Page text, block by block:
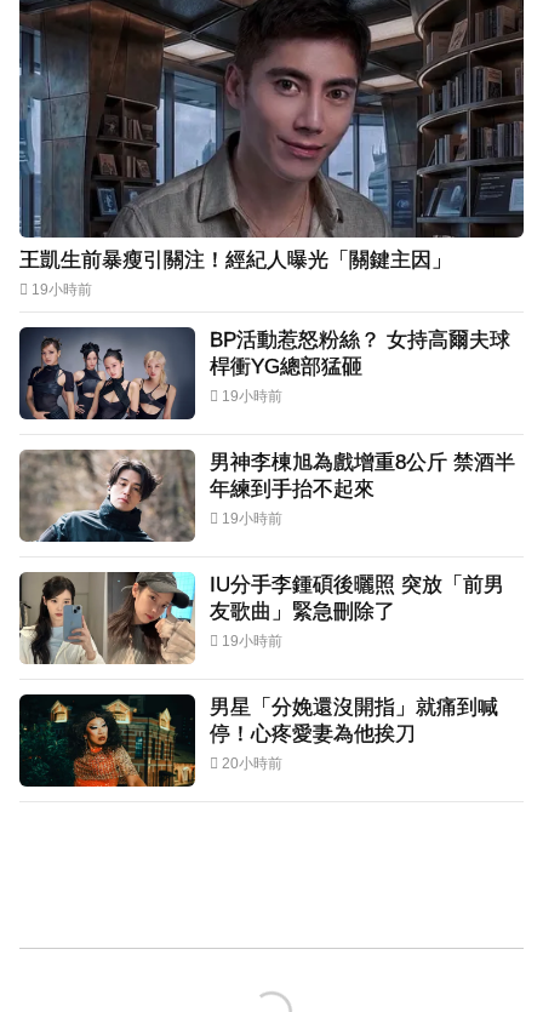
王凱生前暴瘦引關注！經紀人曝光「關鍵主因」
19小時前
BP活動惹怒粉絲？ 女持高爾夫球
桿衝YG總部猛砸
19小時前
男神李棟旭為戲增重8公斤 禁酒半
年練到手抬不起來
19小時前
IU分手李鍾碩後曬照 突放「前男
友歌曲」緊急刪除了
19小時前
男星「分娩還沒開指」就痛到喊
停！心疼愛妻為他挨刀
20小時前